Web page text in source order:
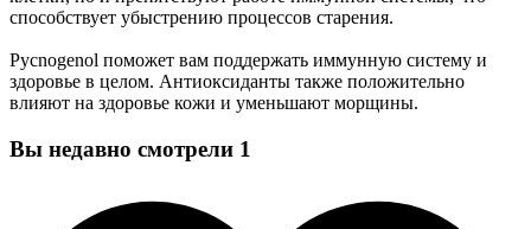
способствует убыстрению процессов старения.
Pycnogenol поможет вам поддержать иммунную систему и
здоровье в целом. Антиоксиданты также положительно
влияют на здоровье кожи и уменьшают морщины.
Вы недавно смотрели 1